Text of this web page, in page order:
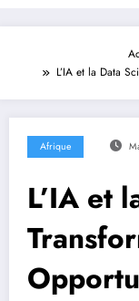
L’IA et la Data
Afrique
L’IA et